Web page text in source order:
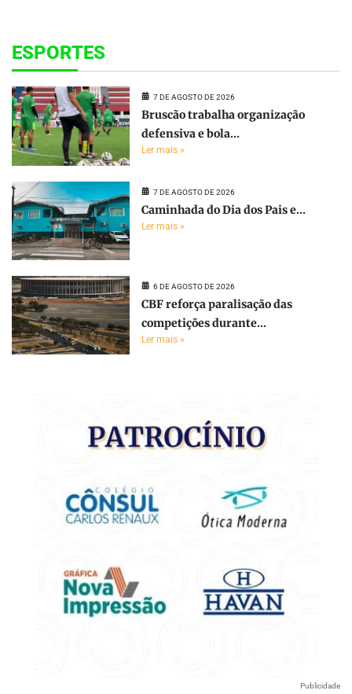
ESPORTES
7 DE AGOSTO DE 2026
Bruscão trabalha organização
defensiva e bola...
Ler mais »
7 DE AGOSTO DE 2026
Caminhada do Dia dos Pais e...
Ler mais »
6 DE AGOSTO DE 2026
CBF reforça paralisação das
competições durante...
Ler mais »
Publicidade